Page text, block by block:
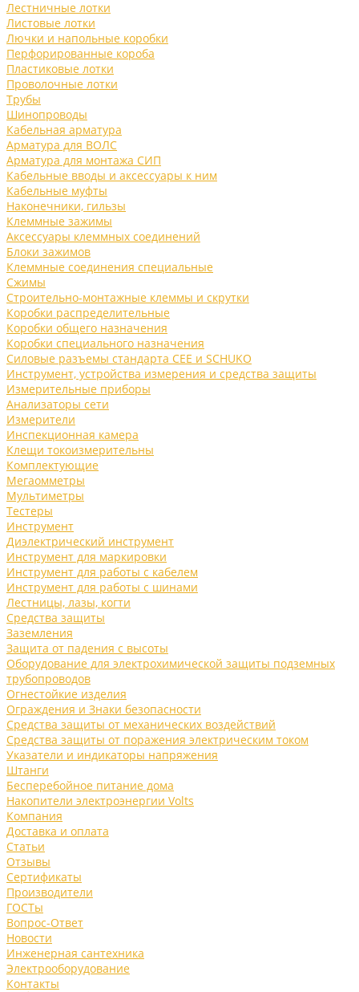
Лестничные лотки
Листовые лотки
Лючки и напольные коробки
Перфорированные короба
Пластиковые лотки
Проволочные лотки
Трубы
Шинопроводы
Кабельная арматура
Арматура для ВОЛС
Арматура для монтажа СИП
Кабельные вводы и аксессуары к ним
Кабельные муфты
Наконечники, гильзы
Клеммные зажимы
Аксессуары клеммных соединений
Блоки зажимов
Клеммные соединения специальные
Сжимы
Строительно-монтажные клеммы и скрутки
Коробки распределительные
Коробки общего назначения
Коробки специального назначения
Силовые разъемы стандарта CEE и SCHUKO
Инструмент, устройства измерения и средства защиты
Измерительные приборы
Анализаторы сети
Измерители
Инспекционная камера
Клещи токоизмерительны
Комплектующие
Мегаомметры
Мультиметры
Тестеры
Инструмент
Диэлектрический инструмент
Инструмент для маркировки
Инструмент для работы с кабелем
Инструмент для работы с шинами
Лестницы, лазы, когти
Средства защиты
Заземления
Защита от падения с высоты
Оборудование для электрохимической защиты подземных
трубопроводов
Огнестойкие изделия
Ограждения и Знаки безопасности
Средства защиты от механических воздействий
Средства защиты от поражения электрическим током
Указатели и индикаторы напряжения
Штанги
Бесперебойное питание дома
Накопители электроэнергии Volts
Компания
Доставка и оплата
Статьи
Отзывы
Сертификаты
Производители
ГОСТы
Вопрос-Ответ
Новости
Инженерная сантехника
Электрооборудование
Контакты